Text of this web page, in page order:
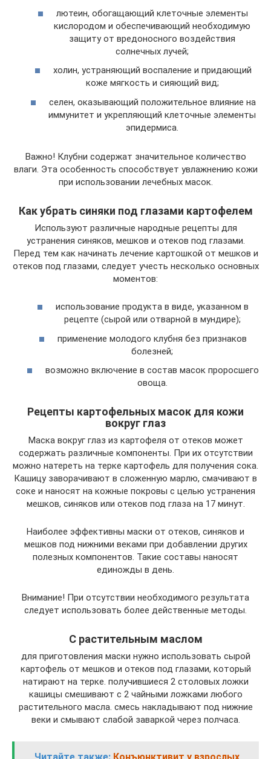
лютеин, обогащающий клеточные элементы
кислородом и обеспечивающий необходимую
защиту от вредоносного воздействия
солнечных лучей;
холин, устраняющий воспаление и придающий
коже мягкость и сияющий вид;
селен, оказывающий положительное влияние на
иммунитет и укрепляющий клеточные элементы
эпидермиса.
Важно! Клубни содержат значительное количество
влаги. Эта особенность способствует увлажнению кожи
при использовании лечебных масок.
Как убрать синяки под глазами картофелем
Используют различные народные рецепты для
устранения синяков, мешков и отеков под глазами.
Перед тем как начинать лечение картошкой от мешков и
отеков под глазами, следует учесть несколько основных
моментов:
использование продукта в виде, указанном в
рецепте (сырой или отварной в мундире);
применение молодого клубня без признаков
болезней;
возможно включение в состав масок проросшего
овоща.
Рецепты картофельных масок для кожи
вокруг глаз
Маска вокруг глаз из картофеля от отеков может
содержать различные компоненты. При их отсутствии
можно натереть на терке картофель для получения сока.
Кашицу заворачивают в сложенную марлю, смачивают в
соке и наносят на кожные покровы с целью устранения
мешков, синяков или отеков под глаза на 17 минут.
Наиболее эффективны маски от отеков, синяков и
мешков под нижними веками при добавлении других
полезных компонентов. Такие составы наносят
единожды в день.
Внимание! При отсутствии необходимого результата
следует использовать более действенные методы.
С растительным маслом
для приготовления маски нужно использовать сырой
картофель от мешков и отеков под глазами, который
натирают на терке. получившиеся 2 столовых ложки
кашицы смешивают с 2 чайными ложками любого
растительного масла. смесь накладывают под нижние
веки и смывают слабой заваркой через полчаса.